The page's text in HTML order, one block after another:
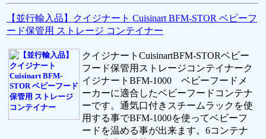
【並行輸入品】クイジナート Cuisinart BFM-STOR ベビーフ
ード保管用 ストレージ コンテイナー
クイジナートCuisinartBFM-STORベビー
フード保管用ストレージコンテイナーク
イジナートBFM-1000 ベビーフードメ
ーカーに適合したベビーフードコンテナ
ーです。通気口付きスチームラックを使
用する事でBFM-1000を使ってベビーフ
ードを温める事が出来ます。6コンテナ